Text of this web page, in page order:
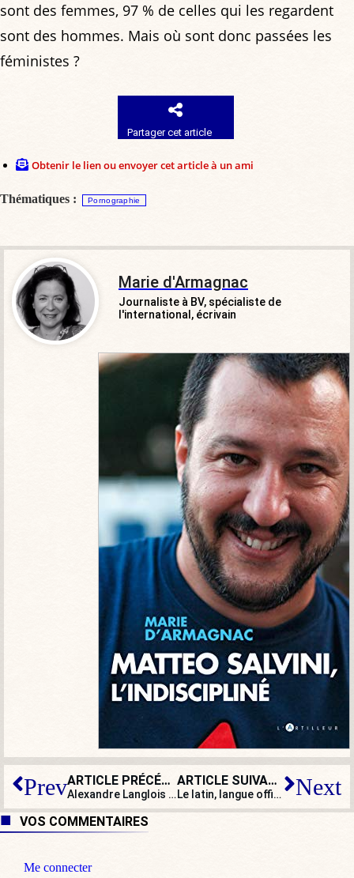
sont des femmes, 97 % de celles qui les regardent
sont des hommes. Mais où sont donc passées les
féministes ?
Partager cet article
Obtenir le lien ou envoyer cet article à un ami
Thématiques : Pornographie
Marie d'Armagnac
Journaliste à BV, spécialiste de
l'international, écrivain
Prev ARTICLE PRÉCÉDENT
Alexandre Langlois : « On met sous protection policière un professeur plutôt que de régler le mal à la racine »
ARTICLE SUIVANT
Le latin, langue officielle de l’Union européenne… On peut toujours rêver ! Next
VOS COMMENTAIRES
Me connecter